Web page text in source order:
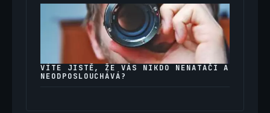
VÍTE JISTĚ, ŽE VÁS NIKDO NENATÁČÍ A
NEODPOSLOUCHÁVÁ?